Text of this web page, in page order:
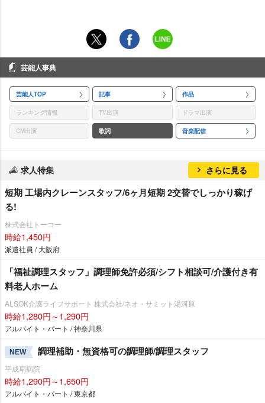
芸能人事典
芸能人TOP 記事 作品
ランキング情報 TV出演 ドラマ出演
CM出演 歌詞 音楽配信
求人特集 さらに見る
短期 工場内クレーンスタッフ/6ヶ月短期 2交替でしっかり稼げ
る!
株式会社トーコー
時給1,450円
派遣社員 / 大阪府
「福祉調理スタッフ」調理師免許必須/シフト相談可/介護付き有
料老人ホーム
ALSOK介護ライフサポート 株式会社/ネオ・サミット湯河原
時給1,280円～1,290円
アルバイト・パート / 神奈川県
NEW 調理補助・無資格可の調理師/調理スタッフ
平成扇病院
時給1,290円～1,650円
アルバイト・パート / 東京都